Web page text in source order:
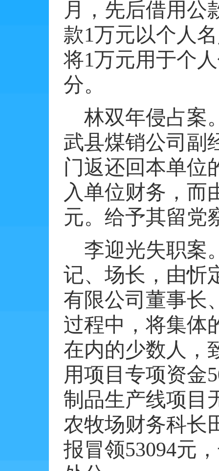
月，先后借用公
款1万元以个人
将1万元用于个
分。
林双年侵占案
武县煤销公司副
门返还回本单位
入单位财务，而
元。给予其留党
李迎光失职案
记、场长，由忻
有限公司董事长
过程中，将集体
在内的少数人，
用项目专项资金
制品生产线项目
农牧场财务科长
报冒领53094元